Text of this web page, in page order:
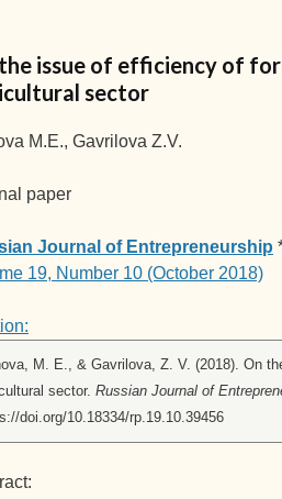
issue of efficiency of
sector
M.E., Gavrilova Z.V.
paper
Journal of Entrepreneurship
19, Number 10 (October 2018)
M. E., & Gavrilova, Z. V. (2018). On
sector. Russian Journal of
doi.org/10.18334/rp.19.10.39456